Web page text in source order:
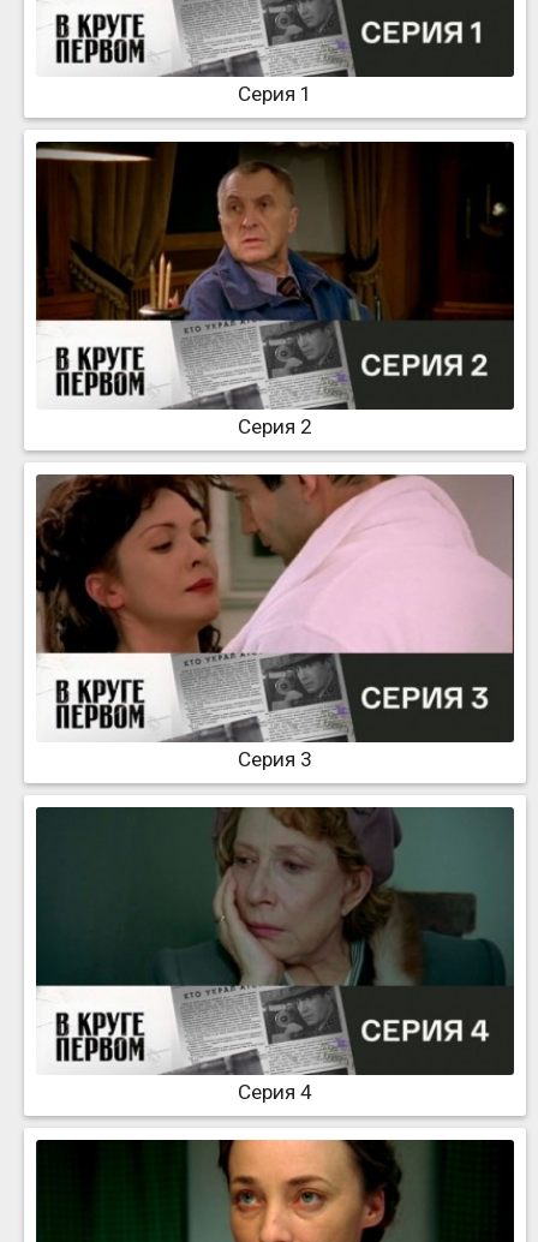
Серия 1
Серия 2
Серия 3
Серия 4